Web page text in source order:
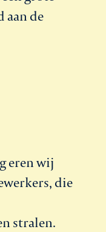
aan de
eren wij
die
stralen.